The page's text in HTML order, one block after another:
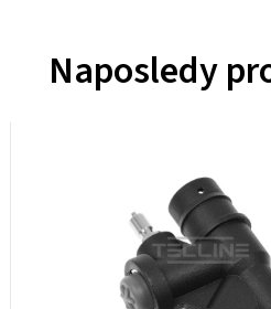
Naposledy